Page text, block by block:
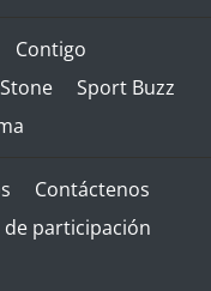
Contigo
Sport Buzz
Contáctenos
de participación